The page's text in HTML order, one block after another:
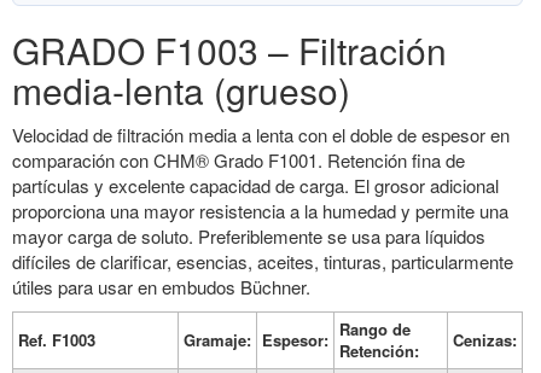
GRADO F1003 – Filtración
media-lenta (grueso)
Velocidad de filtración media a lenta con el doble de espesor en
comparación con CHM® Grado F1001. Retención fina de
partículas y excelente capacidad de carga. El grosor adicional
proporciona una mayor resistencia a la humedad y permite una
mayor carga de soluto. Preferiblemente se usa para líquidos
difíciles de clarificar, esencias, aceites, tinturas, particularmente
útiles para usar en embudos Büchner.
Ref. F1003 Gramaje: Espesor: Rango de
Retención:
Cenizas: